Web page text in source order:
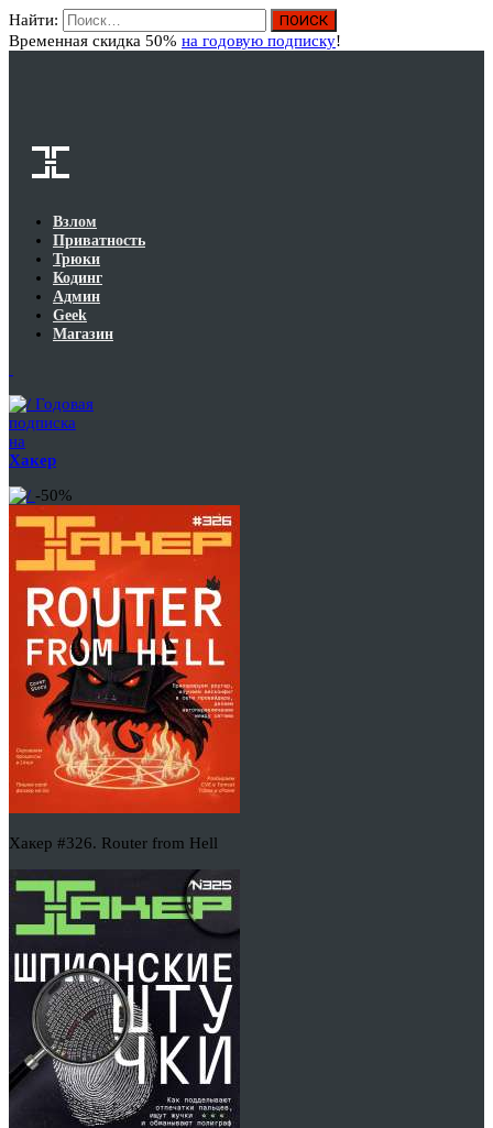
Найти:
Временная скидка 50% на годовую подписку!
Взлом
Приватность
Трюки
Кодинг
Админ
Geek
Магазин
Годовая
подписка
на
Хакер
-50%
Хакер #326. Router from Hell